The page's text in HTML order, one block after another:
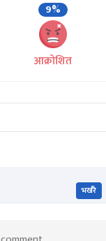
9%
आक्रोशित
भर्खरै